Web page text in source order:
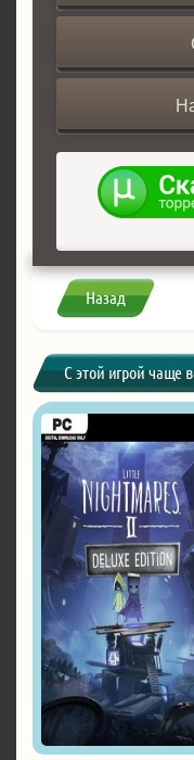
Назад
С этой игрой чаще